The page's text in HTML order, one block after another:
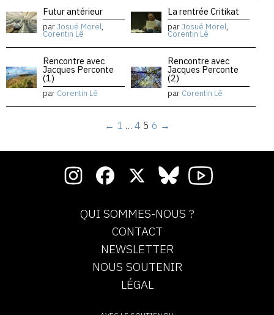
Futur antérieur
parJosué Morel,
Corentin Lê
La rentrée Critikat
parJosué Morel,
Corentin Lê
Rencontre avec
Jacques Perconte
(1)
par Corentin Lê
Rencontre avec
Jacques Perconte
(2)
par Corentin Lê
← 1 … 4 5 6 →
QUI SOMMES-NOUS ?
CONTACT
NEWSLETTER
NOUS SOUTENIR
LÉGAL